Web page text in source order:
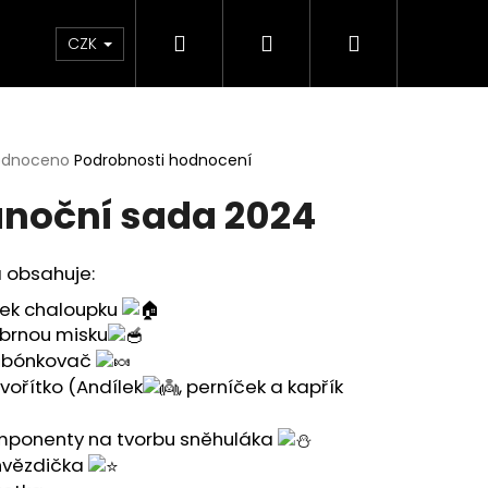
Pomůcky Tácky Sady
CZK Hledat PřihlášeníNákupní
Podrobnosti hodnocení
sada 2024
obsahuje:
chaloupku
misku
(Andílek
, perníček a kapřík
na tvorbu sněhuláka